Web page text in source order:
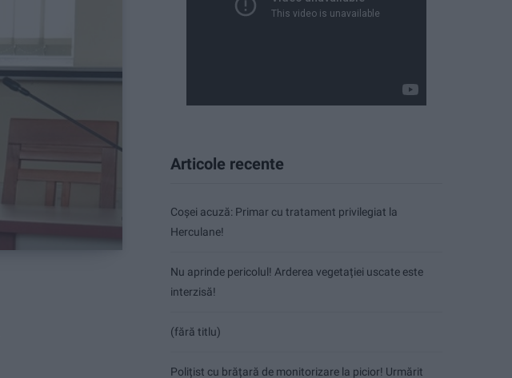
Articole recente
Coșei acuză: Primar cu tratament privilegiat la
Herculane!
Nu aprinde pericolul! Arderea vegetației uscate este
interzisă!
(fără titlu)
Polițist cu brățară de monitorizare la picior! Urmărit